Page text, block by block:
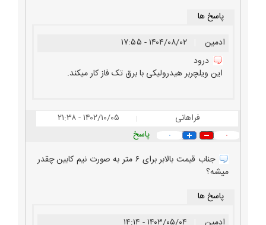
پاسخ ها
ادمین
۱۴۰۴/۰۸/۰۲ - ۱۷:۵۵
درود
این ویلچربر هیدرولیکی با برق تک فاز کار میکند.
فراهانی | ۱۴۰۲/۱۰/۰۵ - ۲۱:۳۸
۰ ۰
پاسخ
جناب قیمت بالابر برای ۶ متر به صورت نیم کابین چقدر
میشه؟
پاسخ ها